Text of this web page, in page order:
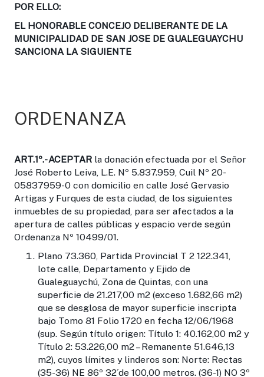
POR ELLO:
EL HONORABLE CONCEJO DELIBERANTE DE LA
MUNICIPALIDAD DE SAN JOSE DE GUALEGUAYCHU
SANCIONA LA SIGUIENTE
ORDENANZA
ART.1º.-ACEPTAR la donación efectuada por el Señor
José Roberto Leiva, L.E. Nº 5.837.959, Cuil Nº 20-
05837959-0 con domicilio en calle José Gervasio
Artigas y Furques de esta ciudad, de los siguientes
inmuebles de su propiedad, para ser afectados a la
apertura de calles públicas y espacio verde según
Ordenanza Nº 10499/01.
Plano 73.360, Partida Provincial T 2 122.341,
lote calle, Departamento y Ejido de
Gualeguaychú, Zona de Quintas, con una
superficie de 21.217,00 m2 (exceso 1.682,66 m2)
que se desglosa de mayor superficie inscripta
bajo Tomo 81 Folio 1720 en fecha 12/06/1968
(sup. Según título origen: Título 1: 40.162,00 m2 y
Título 2: 53.226,00 m2 – Remanente 51.646,13
m2), cuyos límites y linderos son: Norte: Rectas
(35-36) NE 86º 32´de 100,00 metros. (36-1) NO 3º